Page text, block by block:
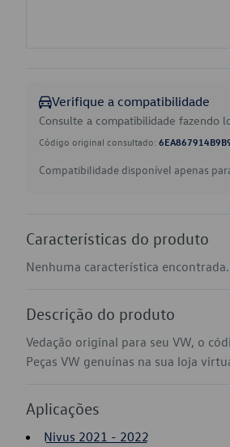
Verifique a compatibilidade
Consulte a compatibilidade fazendo
Código original consultado:
Compatibilidade disponível apenas
Características do produto
Nenhuma característica encontrada.
Descrição do produto
Vedação original para seu VW, o
Peças VW genuínas na sua loja
Aplicações
Nivus 2021 - 2022